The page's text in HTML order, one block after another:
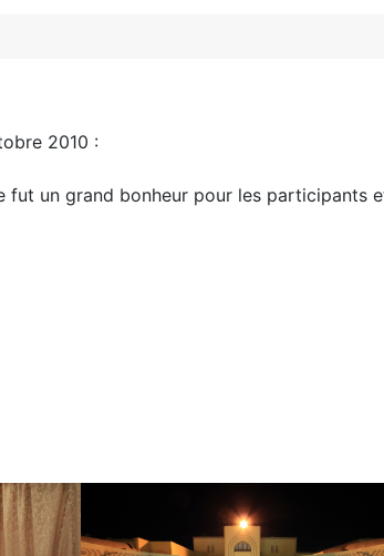
2010 :
un grand bonheur pour les participants